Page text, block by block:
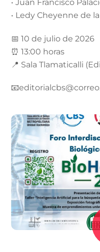
• Juan Francisco
• Ledy Cheyenne de
📅 10 de julio de 2026
⏰ 13:00 horas
📍 Sala Tlamaticalli